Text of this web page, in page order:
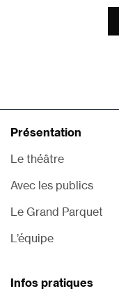
Présentation
Le théâtre
Avec les publics
Le Grand Parquet
L’équipe
Infos pratiques